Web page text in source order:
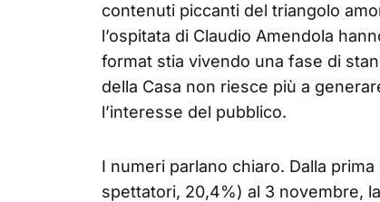
contenuti piccanti del triangolo
l’ospitata di Claudio Amendola
format stia vivendo una fase di
della Casa non riesce più a
l’interesse del pubblico.
I numeri parlano chiaro. Dalla
spettatori, 20,4%) al 3 novembre,